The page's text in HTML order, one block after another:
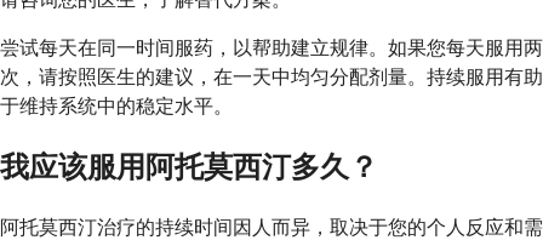
尝试每天在同一时间服药，以帮助建立规律。如果您每天服用两
次，请按照医生的建议，在一天中均匀分配剂量。持续服用有助
于维持系统中的稳定水平。
我应该服用阿托莫西汀多久？
阿托莫西汀治疗的持续时间因人而异，取决于您的个人反应和需